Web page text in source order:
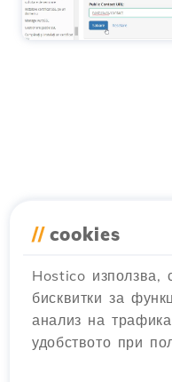
// cookies
Hostico използва,
бисквитки за
анализ на
удобството при